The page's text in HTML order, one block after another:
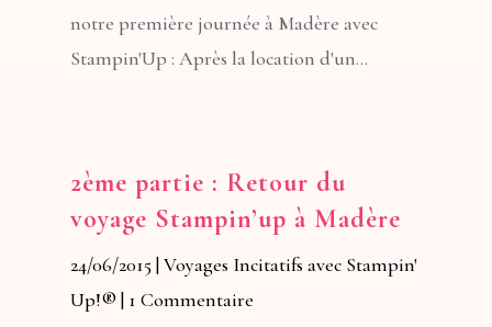
notre première journée à Madère avec
Stampin'Up : Après la location d'un...
2ème partie : Retour du
voyage Stampin’up à Madère
24/06/2015|Voyages Incitatifs avec Stampin'
Up!® | 1 Commentaire